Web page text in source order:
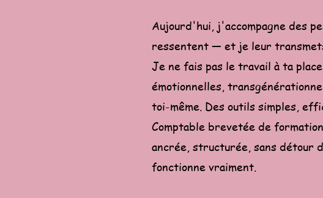
Aujourd'hui, j'accompagne des
ressentent — et je leur
Je ne fais pas le travail à ta
émotionnelles,
toi-même. Des outils simples,
Comptable brevetée de
ancrée, structurée, sans détour
fonctionne vraiment.